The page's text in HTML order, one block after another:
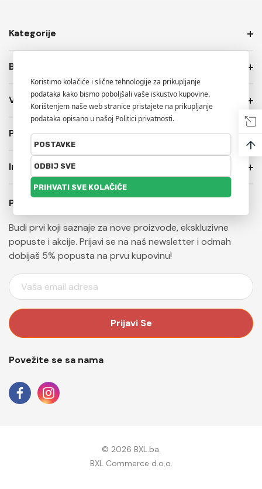
Kategorije
Brendovi
Više Info.
PRIVATNOST I USLOVI PRODAJE
Prijavite se na naš newsletter
Budi prvi koji saznaje za nove proizvode, ekskluzivne
popuste i akcije. Prijavi se na naš newsletter i odmah
dobijaš 5% popusta na prvu kupovinu!
E
M
I
D
E
Informacije o trgovini
Povežite se sa nama
© 2026 BXL.ba.
BXL Commerce d.o.o.
↑